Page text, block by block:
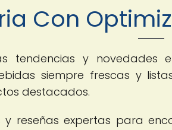
Con
tendencias y novedades
siempre frescas y
destacados.
reseñas expertas para